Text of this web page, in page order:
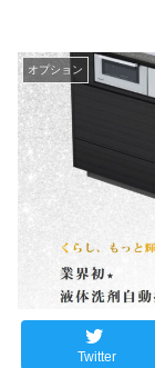
オプション
Twitter